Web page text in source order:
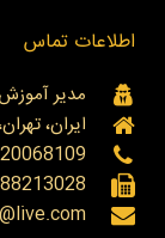
اطلاعات تماس
مدیر
ایران،